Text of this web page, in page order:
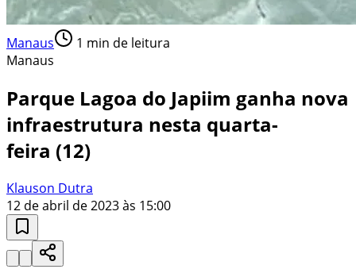
Manaus 1 min de leitura
Manaus
Parque Lagoa do Japiim ganha nova
infraestrutura nesta quarta-
feira (12)
Klauson Dutra
12 de abril de 2023 às 15:00